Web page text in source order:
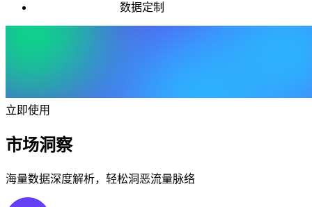
数据定制
立即使用
市场洞察
海量数据深度解析，轻松洞恶流量脉络